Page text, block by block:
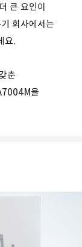
큰 요인이
회사에서는
요.
춘
을